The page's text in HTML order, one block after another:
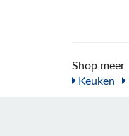
Shop meer
Keuken